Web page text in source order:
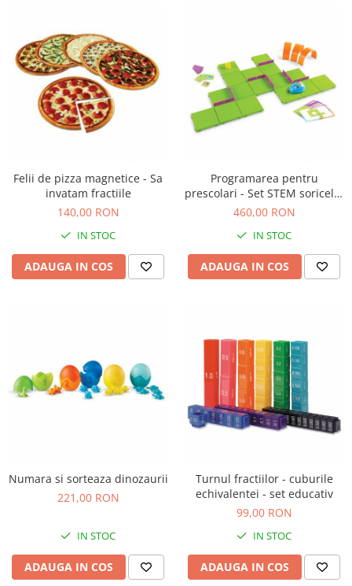
Jucarii cu alfabet
Jucarii cu cifre
Seturi Numberblocks
Jucarii de motricitate
Jucarii fructe si legume
Puzzle clasic
Puzzle incastru
Puzzle de podea
Jucarii bebelusi
Jucarii motrice pentru bebelusi
Saltele de activitati pentru bebe
Jocuri de societate
Jocuri de logica
Felii de pizza magnetice - Sa
invatam fractiile
140,00 RON
IN STOC
ADAUGA IN COS
Programarea pentru
prescolari - Set STEM soricelul
robot
460,00 RON
IN STOC
ADAUGA IN COS
Numara si sorteaza dinozaurii
221,00 RON
IN STOC
ADAUGA IN COS
Turnul fractiilor - cuburile
echivalentei - set educativ
99,00 RON
IN STOC
ADAUGA IN COS